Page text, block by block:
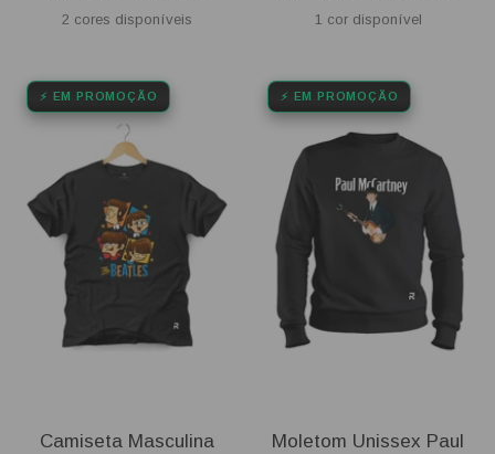
promocionalnormal
2 cores disponíveis
promocionalnormal
1 cor disponível
⚡ EM PROMOÇÃO
Camiseta Masculina
⚡ EM PROMOÇÃO
Moletom Unissex Paul